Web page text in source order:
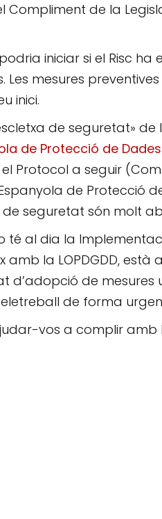
Compliment de la
iniciar si el Risc
mesures
inici.
de seguretat» de
de Protecció de Dades
Protocol a seguir
de Protecció
seguretat són molt
té al dia la
amb la LOPDGDD, està
d’adopció de
de forma
vos a complir amb